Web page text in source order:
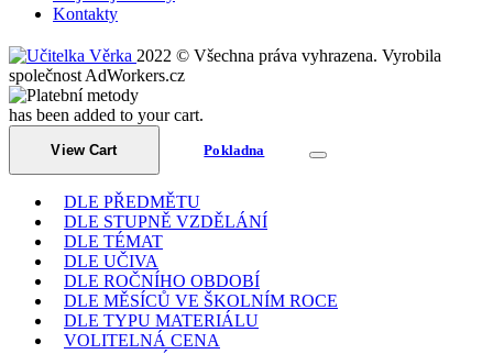
Kontakty
2022 © Všechna práva vyhrazena. Vyrobila
společnost AdWorkers.cz
has been added to your cart.
View Cart Pokladna
DLE PŘEDMĚTU
DLE STUPNĚ VZDĚLÁNÍ
DLE TÉMAT
DLE UČIVA
DLE ROČNÍHO OBDOBÍ
DLE MĚSÍCŮ VE ŠKOLNÍM ROCE
DLE TYPU MATERIÁLU
VOLITELNÁ CENA